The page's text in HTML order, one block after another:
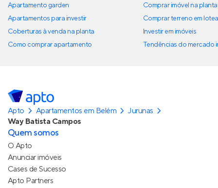
Apartamento garden
Apartamentos para investir
Coberturas à venda na planta
Como comprar apartamento
Comprar imóvel na planta
Comprar terreno em
Investir em imóveis
Tendências do mercado
Apto Apartamentos em Belém
Jurunas
Way Batista Campos
Quem somos
O Apto
Anunciar imóveis
Cases de Sucesso
Apto Partners